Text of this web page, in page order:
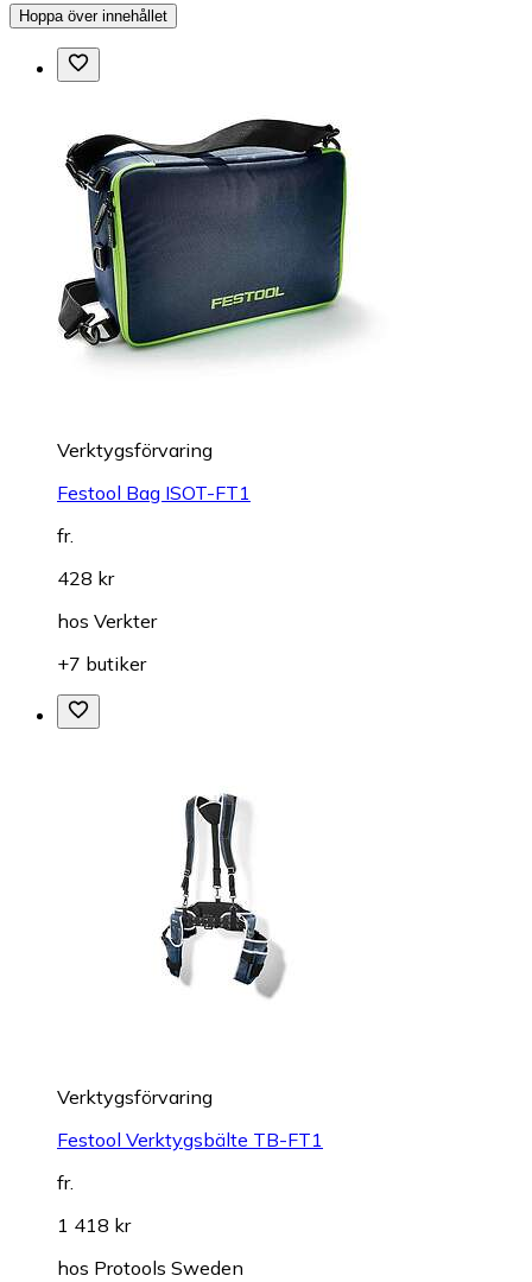
Hoppa över innehållet
Verktygsförvaring
Festool Bag ISOT-FT1
fr.
428 kr
hos Verkter
+7 butiker
Verktygsförvaring
Festool Verktygsbälte TB-FT1
fr.
1 418 kr
hos Protools Sweden